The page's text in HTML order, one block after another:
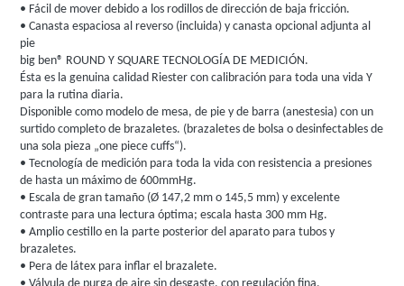
• Fácil de mover debido a los rodillos de dirección de baja fricción.
• Canasta espaciosa al reverso (incluida) y canasta opcional adjunta al
pie
big ben® ROUND Y SQUARE TECNOLOGÍA DE MEDICIÓN.
Ésta es la genuina calidad Riester con calibración para toda una vida Y
para la rutina diaria.
Disponible como modelo de mesa, de pie y de barra (anestesia) con un
surtido completo de brazaletes. (brazaletes de bolsa o desinfectables de
una sola pieza „one piece cuffs“).
• Tecnología de medición para toda la vida con resistencia a presiones
de hasta un máximo de 600mmHg.
• Escala de gran tamaño (Ø 147,2 mm o 145,5 mm) y excelente
contraste para una lectura óptima; escala hasta 300 mm Hg.
• Amplio cestillo en la parte posterior del aparato para tubos y
brazaletes.
• Pera de látex para inflar el brazalete.
• Válvula de purga de aire sin desgaste, con regulación fina.